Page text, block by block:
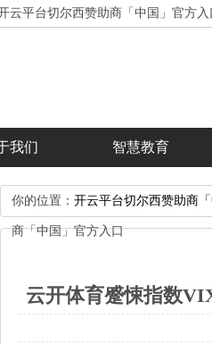
云平台切尔西赞助商「中国」官方入
我们 智慧教育
你的位置： 开云平台切尔西赞助商
商「中国」官方入口
云开体育蹙悚指数